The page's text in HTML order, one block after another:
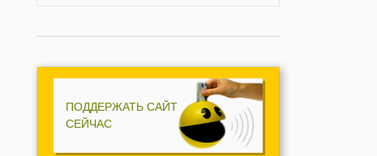
ПОДДЕРЖАТЬ САЙТ
СЕЙЧАС